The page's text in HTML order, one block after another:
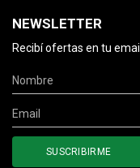
NEWSLETTER
Recibí ofertas en tu email